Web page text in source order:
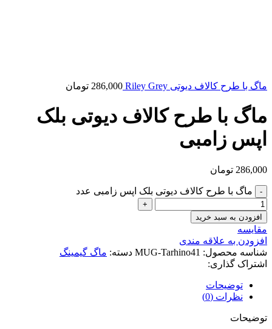
ماگ با طرح کالاف دیوتی Riley Grey 286,000 تومان
ماگ با طرح کالاف دیوتی بلک
اپس زامبی
286,000 تومان
ماگ با طرح کالاف دیوتی بلک اپس زامبی عدد
افزودن به سبد خرید
مقایسه
افزودن به علاقه مندی
شناسه محصول: MUG-Tarhino41 دسته: ماگ گیمینگ
اشتراک گذاری:
توضیحات
نظرات (0)
توضیحات